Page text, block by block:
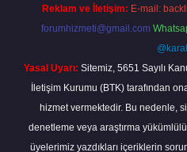
Reklam ve İletişim: E-mail:
forumhizmeti@gmail.com
Yasal Uyarı: Sitemiz, 5651 Sayılı
İletişim Kurumu (BTK) tarafından
hizmet vermektedir. Bu nedenle,
denetleme veya araştırma
üyelerimiz yazdıkları içeriklerin